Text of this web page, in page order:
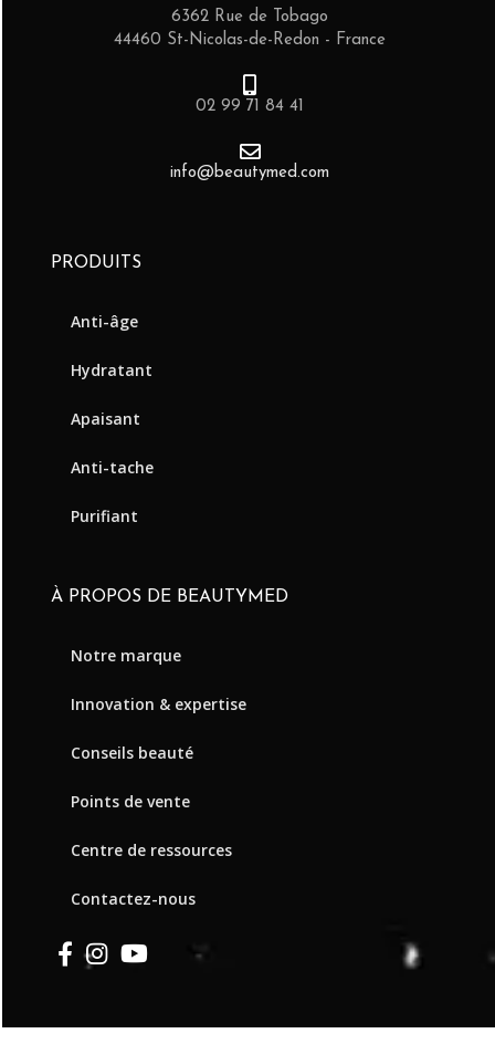
6362 Rue de Tobago
44460 St-Nicolas-de-Redon - France
02 99 71 84 41
info@beautymed.com
PRODUITS
Anti-âge
Hydratant
Apaisant
Anti-tache
Purifiant
À PROPOS DE BEAUTYMED
Notre marque
Innovation & expertise
Conseils beauté
Points de vente
Centre de ressources
Contactez-nous